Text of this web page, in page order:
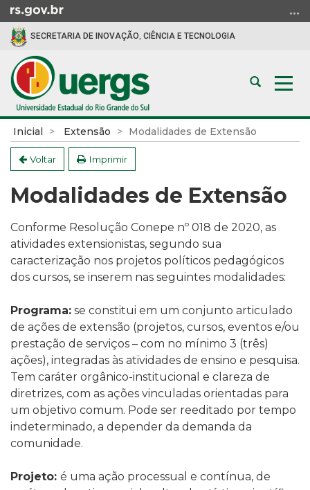
para
conteúdo
para
menu
para
busca
SECRETARIA DE INOVAÇÃO, CIÊNCIA E TECNOLOGIA
Abrir
busca
Início
do
conteúdo
Inicial Extensão Modalidades de Extensão
Voltar Imprimir
Modalidades de Extensão
Conforme Resolução Conepe nº 018 de 2020, as
atividades extensionistas, segundo sua
caracterização nos projetos políticos pedagógicos
dos cursos, se inserem nas seguintes modalidades:
Programa: se constitui em um conjunto articulado
de ações de extensão (projetos, cursos, eventos e/ou
prestação de serviços – com no mínimo 3 (três)
ações), integradas às atividades de ensino e pesquisa.
Tem caráter orgânico-institucional e clareza de
diretrizes, com as ações vinculadas orientadas para
um objetivo comum. Pode ser reeditado por tempo
indeterminado, a depender da demanda da
comunidade.
Projeto: é uma ação processual e contínua, de